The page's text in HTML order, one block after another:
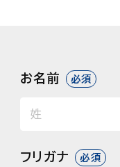
お名前 必須
フリガナ 必須